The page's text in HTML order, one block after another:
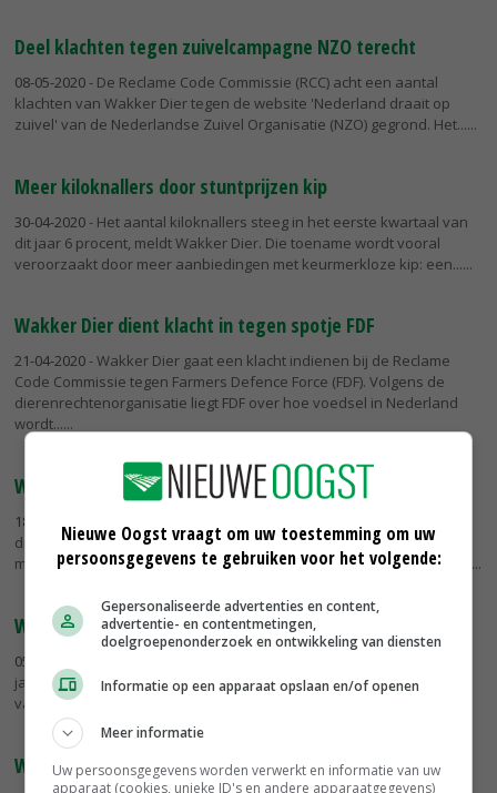
Deel klachten tegen zuivelcampagne NZO terecht
08-05-2020- De Reclame Code Commissie (RCC) acht een aantal
klachten van Wakker Dier tegen de website 'Nederland draait op
zuivel' van de Nederlandse Zuivel Organisatie (NZO) gegrond. Het...
Meer kiloknallers door stuntprijzen kip
30-04-2020- Het aantal kiloknallers steeg in het eerste kwartaal van
dit jaar 6 procent, meldt Wakker Dier. Die toename wordt vooral
veroorzaakt door meer aanbiedingen met keurmerkloze kip: een...
Wakker Dier dient klacht in tegen spotje FDF
21-04-2020- Wakker Dier gaat een klacht indienen bij de Reclame
Code Commissie tegen Farmers Defence Force (FDF). Volgens de
dierenrechtenorganisatie liegt FDF over hoe voedsel in Nederland
wordt...
Wakker Dier heeft forse kritiek op zuivelcampagne NZO
18-02-2020
draait op zuivel' van de Nederlandse Zuivel Organisatie (NZO)
misleidend en zegt dat hiermee onjuiste informatie wordt verstrekt.
Wakker Dier telt meer kiloknallers in de supermarkt
05-02-2020
jaar voor het eerst sinds 2015 weer licht gestegen volgens tellingen
van Wakker Dier.
Wakker Dier: ernstig ongerief varkens
Nieuwe Oogst vraagt om uw toestemming om uw
persoonsgegevens te gebruiken voor het volgende:
Gepersonaliseerde advertenties en content,
advertentie- en contentmetingen,
doelgroepenonderzoek en ontwikkeling van diensten
Informatie op een apparaat opslaan en/of openen
Meer informatie
Uw persoonsgegevens worden verwerkt en informatie van uw
apparaat (cookies, unieke ID's en andere apparaatgegevens)